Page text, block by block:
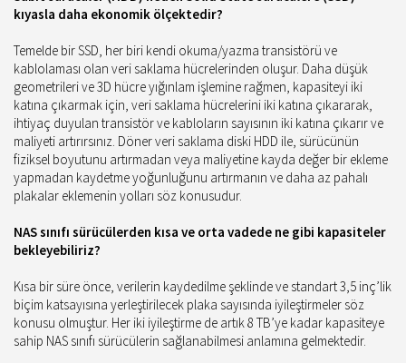
kıyasla daha ekonomik ölçektedir?
Temelde bir SSD, her biri kendi okuma/yazma transistörü ve
kablolaması olan veri saklama hücrelerinden oluşur. Daha düşük
geometrileri ve 3D hücre yığınlam işlemine rağmen, kapasiteyi iki
katına çıkarmak için, veri saklama hücrelerini iki katına çıkararak,
ihtiyaç duyulan transistör ve kabloların sayısının iki katına çıkarır ve
maliyeti artırırsınız. Döner veri saklama diski HDD ile, sürücünün
fiziksel boyutunu artırmadan veya maliyetine kayda değer bir ekleme
yapmadan kaydetme yoğunluğunu artırmanın ve daha az pahalı
plakalar eklemenin yolları söz konusudur.
NAS sınıfı sürücülerden kısa ve orta vadede ne gibi kapasiteler
bekleyebiliriz?
Kısa bir süre önce, verilerin kaydedilme şeklinde ve standart 3,5 inç’lik
biçim katsayısına yerleştirilecek plaka sayısında iyileştirmeler söz
konusu olmuştur. Her iki iyileştirme de artık 8 TB’ye kadar kapasiteye
sahip NAS sınıfı sürücülerin sağlanabilmesi anlamına gelmektedir.